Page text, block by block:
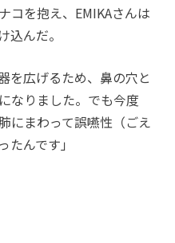
コを抱え、EMIKAさんは
込んだ。
を広げるため、鼻の穴と
なりました。でも今度
にまわって誤嚥性（ごえ
んです」